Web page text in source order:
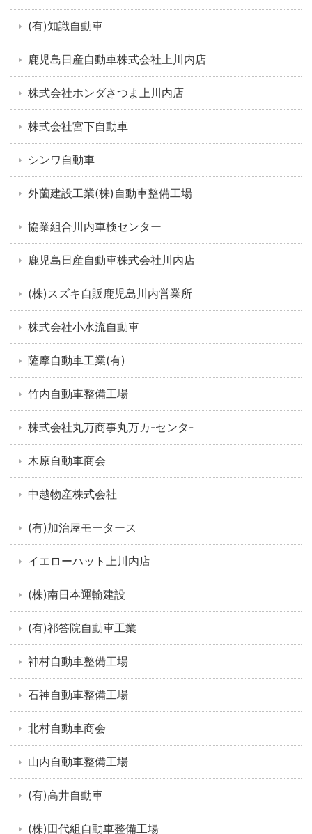
(有)知識自動車
鹿児島日産自動車株式会社上川内店
株式会社ホンダさつま上川内店
株式会社宮下自動車
シンワ自動車
外薗建設工業(株)自動車整備工場
協業組合川内車検センター
鹿児島日産自動車株式会社川内店
(株)スズキ自販鹿児島川内営業所
株式会社小水流自動車
薩摩自動車工業(有)
竹内自動車整備工場
株式会社丸万商事丸万カ-センタ-
木原自動車商会
中越物産株式会社
(有)加治屋モータース
イエローハット上川内店
(株)南日本運輸建設
(有)祁答院自動車工業
神村自動車整備工場
石神自動車整備工場
北村自動車商会
山内自動車整備工場
(有)高井自動車
(株)田代組自動車整備工場